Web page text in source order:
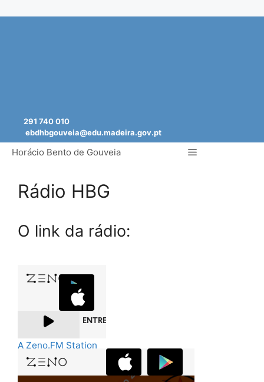
291 740 010
ebdhbgouveia@edu.madeira.gov.pt
Horácio Bento de Gouveia Menu
Rádio HBG
O link da rádio:
A Zeno.FM Station